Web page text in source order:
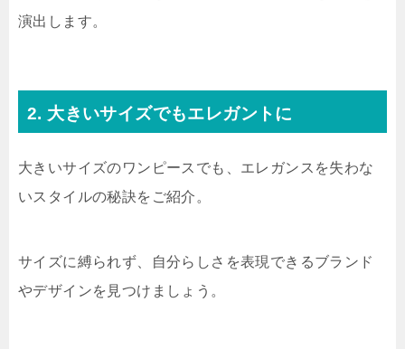
演出します。
2. 大きいサイズでもエレガントに
大きいサイズのワンピースでも、エレガンスを失わな
いスタイルの秘訣をご紹介。
サイズに縛られず、自分らしさを表現できるブランド
やデザインを見つけましょう。